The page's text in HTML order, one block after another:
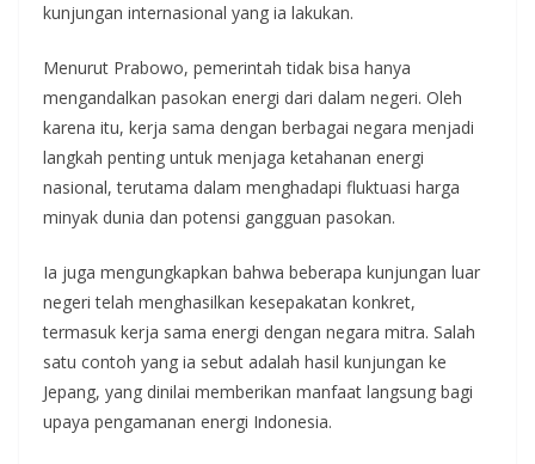
kunjungan internasional yang ia lakukan.
Menurut Prabowo, pemerintah tidak bisa hanya
mengandalkan pasokan energi dari dalam negeri. Oleh
karena itu, kerja sama dengan berbagai negara menjadi
langkah penting untuk menjaga ketahanan energi
nasional, terutama dalam menghadapi fluktuasi harga
minyak dunia dan potensi gangguan pasokan.
Ia juga mengungkapkan bahwa beberapa kunjungan luar
negeri telah menghasilkan kesepakatan konkret,
termasuk kerja sama energi dengan negara mitra. Salah
satu contoh yang ia sebut adalah hasil kunjungan ke
Jepang, yang dinilai memberikan manfaat langsung bagi
upaya pengamanan energi Indonesia.